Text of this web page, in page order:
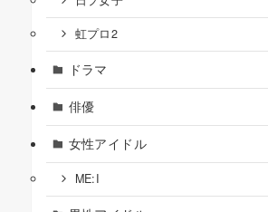
虹プロ2
ドラマ
俳優
女性アイドル
ME:I